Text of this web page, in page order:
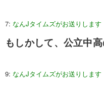
7: なんJタイムズがお送りします
もしかして、公立中
9: なんJタイムズがお送りします